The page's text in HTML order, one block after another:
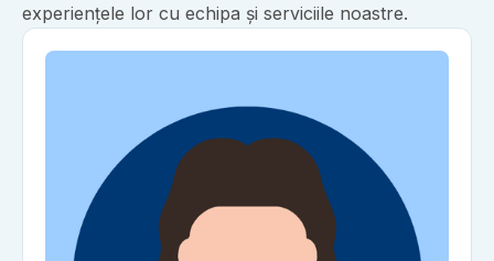
experiențele lor cu echipa și serviciile noastre.